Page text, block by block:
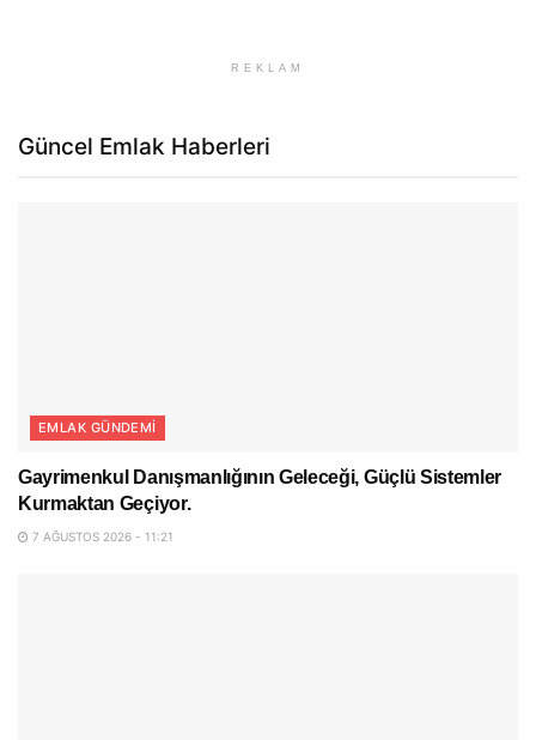
REKLAM
Güncel Emlak Haberleri
EMLAK GÜNDEMI
Gayrimenkul Danışmanlığının Geleceği, Güçlü Sistemler
Kurmaktan Geçiyor.
7 AĞUSTOS 2026 - 11:21